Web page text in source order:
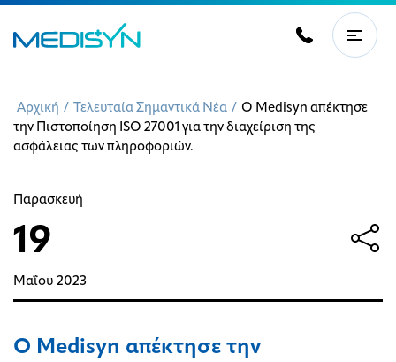
Αρχική / Τελευταία Σημαντικά Νέα / Ο Medisyn απέκτησε
την Πιστοποίηση ISO 27001 για την διαχείριση της
ασφάλειας των πληροφοριών.
Παρασκευή
19
Μαΐου 2023
Ο Medisyn απέκτησε την